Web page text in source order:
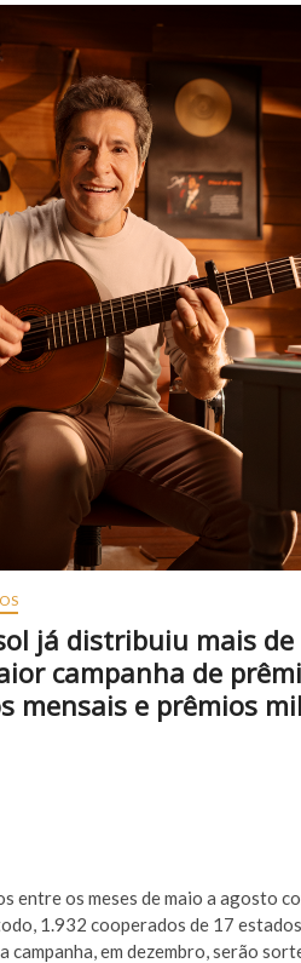
já distribuiu mais
campanha de
mensais e prêmios
entre os meses de maio a agosto
1.932 cooperados de 17
em dezembro, serão